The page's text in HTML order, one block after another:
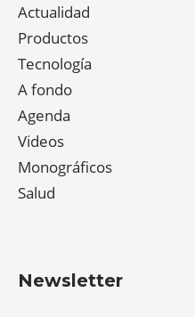
Actualidad
Productos
Tecnología
A fondo
Agenda
Videos
Monográficos
Salud
Newsletter